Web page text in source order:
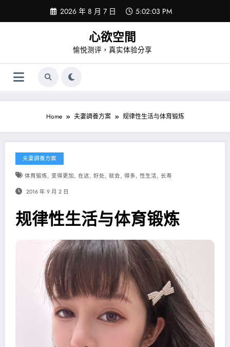
content
2026 年 8 月 7 日 5:02:03 PM
心欲空間
愉悦测评，真实体验分享
Home 夫妻調養方案 规律性生活与体育锻炼
夫妻調養方案
体育锻炼, 变得更加, 在这, 好处, 就会, 得多, 性生活, 长寿
2016 年 9 月 2 日
规律性生活与体育锻炼